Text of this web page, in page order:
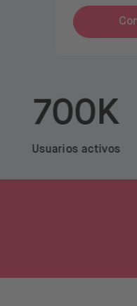
700K
Usuarios activos